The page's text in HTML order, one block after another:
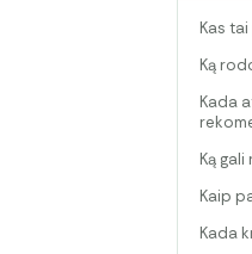
Kas
Ką
Kada
Ką
Kaip
Kada